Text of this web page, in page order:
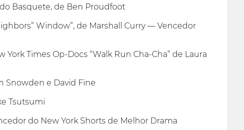
Basquete, de Ben Proudfoot
Window”, de Marshall Curry — Vencedor
Times Op-Docs “Walk Run Cha-Cha” de Laura
Snowden e David Fine
Tsutsumi
do New York Shorts de Melhor Drama